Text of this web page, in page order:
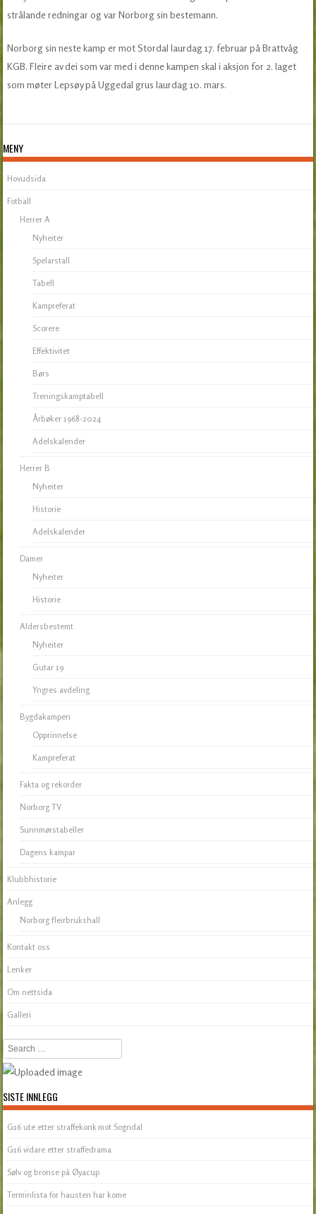
strålande redningar og var Norborg sin bestemann.
Norborg sin neste kamp er mot Stordal laurdag 17. februar på Brattvåg
KGB. Fleire av dei som var med i denne kampen skal i aksjon for 2. laget
som møter Lepsøy på Uggedal grus laurdag 10. mars.
MENY
Hovudsida
Fotball
Herrer A
Nyheiter
Spelarstall
Tabell
Kampreferat
Scorere
Effektivitet
Børs
Treningskamptabell
Årbøker 1968-2024
Adelskalender
Herrer B
Nyheiter
Historie
Adelskalender
Damer
Nyheiter
Historie
Aldersbestemt
Nyheiter
Gutar 19
Yngres avdeling
Bygdakampen
Opprinnelse
Kampreferat
Fakta og rekorder
Norborg TV
Sunnmørstabeller
Dagens kampar
Klubbhistorie
Anlegg
Norborg fleirbrukshall
Kontakt oss
Lenker
Om nettsida
Galleri
Search
SISTE INNLEGG
G16 ute etter straffekonk mot Sogndal
G16 vidare etter straffedrama
Sølv og bronse på Øyacup
Terminlista for hausten har kome